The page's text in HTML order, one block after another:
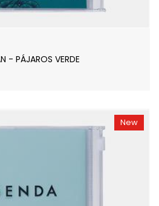
- PÁJAROS VERDE
New